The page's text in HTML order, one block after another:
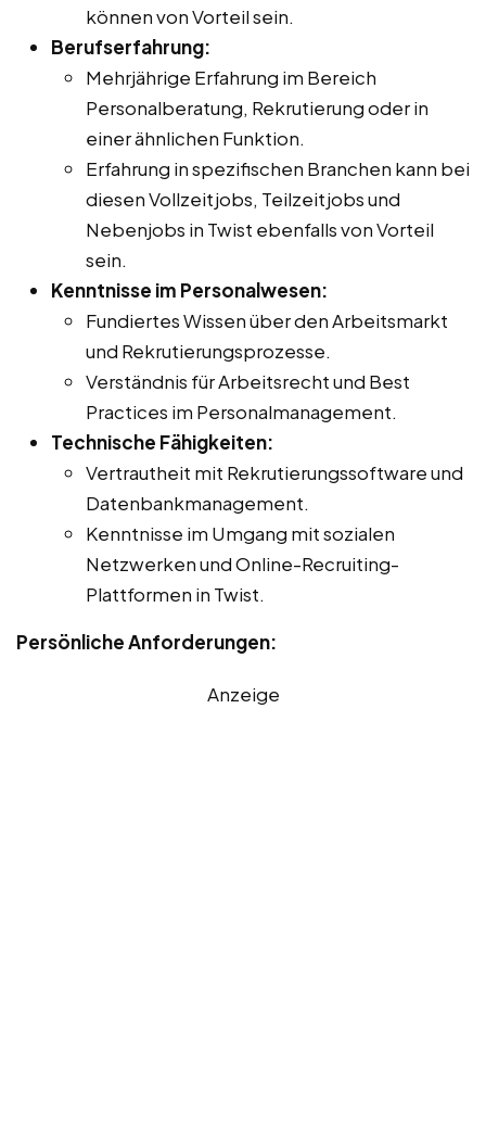
können von Vorteil sein.
Berufserfahrung:
Mehrjährige Erfahrung im Bereich
Personalberatung, Rekrutierung oder in
einer ähnlichen Funktion.
Erfahrung in spezifischen Branchen kann bei
diesen Vollzeitjobs, Teilzeitjobs und
Nebenjobs in Twist ebenfalls von Vorteil
sein.
Kenntnisse im Personalwesen:
Fundiertes Wissen über den Arbeitsmarkt
und Rekrutierungsprozesse.
Verständnis für Arbeitsrecht und Best
Practices im Personalmanagement.
Technische Fähigkeiten:
Vertrautheit mit Rekrutierungssoftware und
Datenbankmanagement.
Kenntnisse im Umgang mit sozialen
Netzwerken und Online-Recruiting-
Plattformen in Twist.
Persönliche Anforderungen:
Anzeige